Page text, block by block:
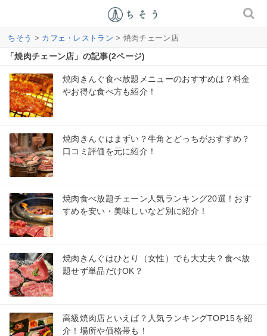
ちそう > カフェ・レストラン > 焼肉チェーン店
「焼肉チェーン店」の記事(2ページ)
焼肉きんぐ食べ放題メニューのおすすめは？料金
やお得な食べ方も紹介！
焼肉きんぐはまずい？牛角とどっちがおすすめ？
口コミ評価を元に紹介！
焼肉食べ放題チェーン人気ランキング20選！おす
すめを安い・美味しいなど別に紹介！
焼肉きんぐはひとり（女性）でも大丈夫？食べ放
題せず単品だけOK？
高級焼肉店といえば？人気ランキングTOP15を紹
介！場所や価格帯も！